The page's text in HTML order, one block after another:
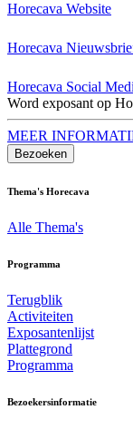
Horecava Website
Horecava
Horecava Social
Word exposant op
MEER
Bezoeken
Thema's Horecava
Alle Thema's
Programma
Terugblik
Activiteiten
Exposantenlijst
Plattegrond
Programma
Bezoekersinformatie